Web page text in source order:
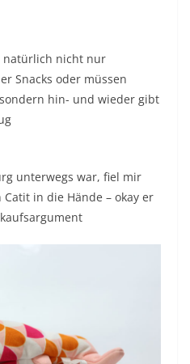
natürlich nicht nur
Snacks oder müssen
hin- und wieder gibt
unterwegs war, fiel mir
in die Hände – okay er